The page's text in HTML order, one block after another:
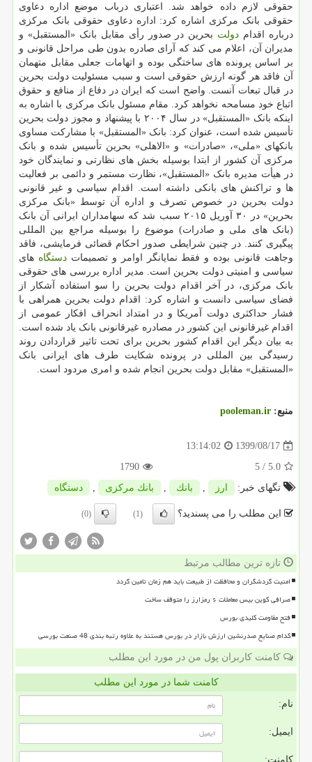
حقوقی لازم داده خواهد شد. اعتباری درباب موضع اداره دعاوی
حقوقی بانک مرکزی اشاره کرد: اداره دعاوی حقوقی بانک مرکزی
درباره اقدام دولت بحرین در صدور رأی مقابل بانک «المستقبل» و
مدیران آن، اعلام می کند که آرای صادره بدون طی مراحل قانونی و
بر اساس پرونده های ساختگی بوده و اتهامات جعلی مقابل متهمان
آن فاقد هر گونه ارزش حقوقی است و سبب مسئولیت دولت بحرین
در قبال تبعات آنست. واضح است که ایران در دفاع از منافع و حقوق
اتباع خود مسامحه نخواهد کرد. مقام مسئول بانک مرکزی با اشاره به
اینکه بانک «المستقبل» در سال ۲۰۰۴ با پیشنهاد و مجوز دولت بحرین
تأسیس شده است، عنوان کرد: بانک «المستقبل» با مشارکت مساوی
بانکهای «ملی»، «صادرات» و «الاهلی» بحرین تأسیس شده و بانک
مرکزی آن کشور از ابتدا بوسیله بخش های نظارتی و نمایندگان خود
در هیأت مدیره بانک «المستقبل»، نظارت مستمر و دائمی بر فعالیت
ها و تراکنش های بانکی داشته است. اقدام سیاسی و غیر قانونی
دولت بحرین در خصوص تصرف و اداره آن توسط «بانک مرکزی
بحرین» در ۳۰ آوریل ۲۰۱۵ سبب شد که سهامداران ایرانی آن بانک
(بانک های ملی و صادرات) موضوع را بوسیله مراجع بین المللی
پیگیری کنند. در چنین شرایطی صدور احکام قضائی فرمایشی، فاقد
وجاهت قانونی بوده و فقط نمایانگر اوامر و تصمیماتدستگاه های
سیاسی و امنیتی دولت بحرین است. مدیر اداره بررسی های حقوقی
بانک مرکزی، در آخر اقدام دولت بحرین را سو استفاده آشکار از
فضای سیاسی دانست و اشاره کرد: اقدام دولت بحرین همراهی با
فشار حداکثری دولت آمریکا و در امتداد انحراف افکار عمومی از
اقدام غیرقانونی این کشور در مصادره غیرقانونی بانک یاد شده است.
به بیان دیگر این اقدام کشور بحرین برای تحت تاثیر قراردادن روند
رسیدگی بین المللی در پرونده شکایت طرف های ایرانی بانک
«المستقبل» مقابل دولت بحرین انجام شده و امری مردود است.
منبع: pooleman.ir
1399/08/17
13:14:02
5.0
/ 5
1790
تگهای خبر:
ارز , بانك , بانك مركزی , دستگاه
این مطلب را می پسندید؟ (1)
(0)
تازه ترین مطالب مرتبط
امنیت گردشگران و محافظت از طبیعت باید هم زمان تامین گردد
صرافی کوین بیس معاملات ۶ رمزارز را متوقف ساخت
فتح مقاومت کلیدی بورس
کدام صنایع صدرنشین ارزش بازار در بورس هستند به علاوه رتبه بندی 48 صنعت بورسی
کامنت کاربران پول من در مورد این مطلب
کامنت شما در مورد این مطلب
نام:
ایمیل:
کامنت: